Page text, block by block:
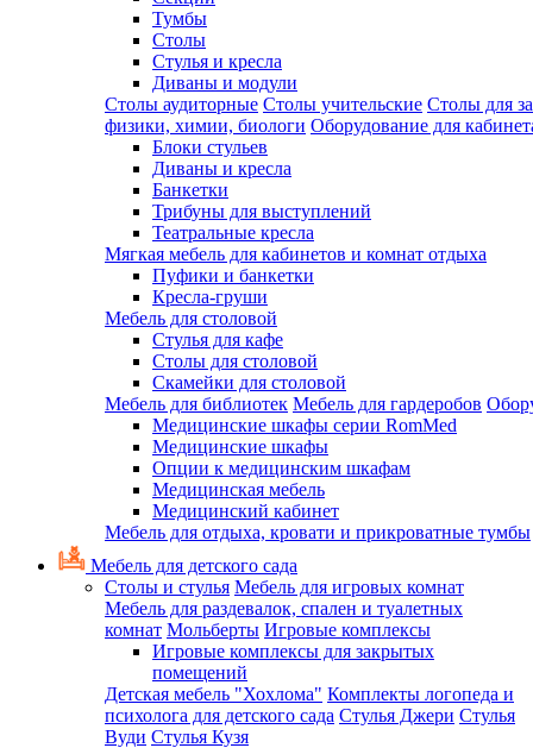
Тумбы
Столы
Стулья и кресла
Диваны и модули
Столы аудиторные Столы учительские Столы для
физики, химии, биологи Оборудование для
Блоки стульев
Диваны и кресла
Банкетки
Трибуны для выступлений
Театральные кресла
Мягкая мебель для кабинетов и комнат отдыха
Пуфики и банкетки
Кресла-груши
Мебель для столовой
Cтулья для кафе
Cтолы для столовой
Скамейки для столовой
Мебель для библиотек Мебель для гардеробов
Медицинские шкафы серии RomMed
Медицинские шкафы
Опции к медицинским шкафам
Медицинская мебель
Медицинский кабинет
Мебель для отдыха, кровати и прикроватные тумбы
Мебель для детского сада
Столы и стулья Мебель для игровых комнат
Мебель для раздевалок, спален и туалетных
комнат Мольберты Игровые комплексы
Игровые комплексы для закрытых
помещений
Детская мебель "Хохлома" Комплекты логопеда и
психолога для детского сада Стулья Джери Стулья
Вуди Стулья Кузя